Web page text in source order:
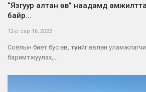
“Язгуур алтан өв” наадамд
байр...
12-р сар 16, 2022
Соёлын биет бус өв, түүнийг өвлөн
баримтжуулах,...